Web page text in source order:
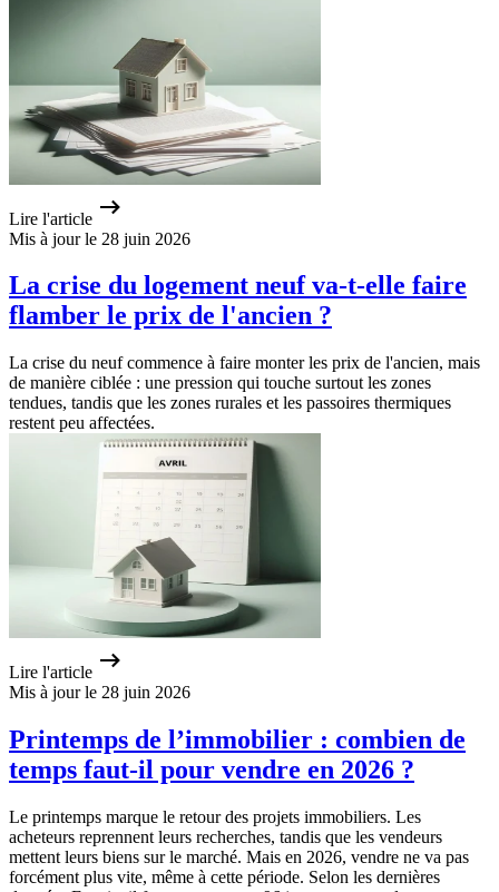
Lire l'article
Mis à jour le 28 juin 2026
La crise du logement neuf va-t-elle faire
flamber le prix de l'ancien ?
La crise du neuf commence à faire monter les prix de l'ancien, mais
de manière ciblée : une pression qui touche surtout les zones
tendues, tandis que les zones rurales et les passoires thermiques
restent peu affectées.
Lire l'article
Mis à jour le 28 juin 2026
Printemps de l’immobilier : combien de
temps faut-il pour vendre en 2026 ?
Le printemps marque le retour des projets immobiliers. Les
acheteurs reprennent leurs recherches, tandis que les vendeurs
mettent leurs biens sur le marché. Mais en 2026, vendre ne va pas
forcément plus vite, même à cette période. Selon les dernières